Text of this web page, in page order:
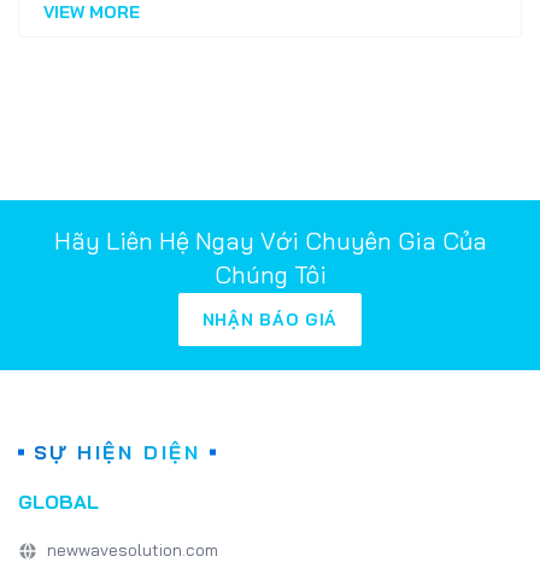
Software Outsourcing
Software Outsourcing thiết kế web app
frontend là gì?
Khung HTML Web Front End
Ý nghĩa vertical kinh doanh
2022 News
Software Maintenance
VIEW MORE
Hãy Liên Hệ Ngay Với Chuyên Gia Của
Chúng Tôi
NHẬN BÁO GIÁ
SỰ HIỆN DIỆN
GLOBAL
newwavesolution.com